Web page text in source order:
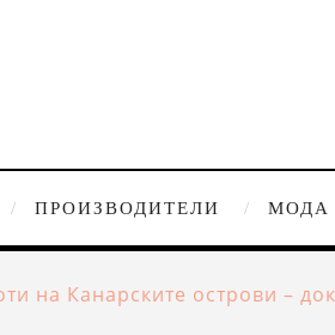
ПРОИЗВОДИТЕЛИ МОДА
на Канарските острови –